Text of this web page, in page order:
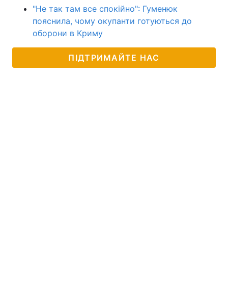
"Не так там все спокійно": Гуменюк
пояснила, чому окупанти готуються до
оборони в Криму
ПІДТРИМАЙТЕ НАС